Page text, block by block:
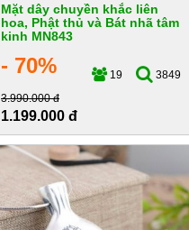
Mặt dây chuyền khắc liên
hoa, Phật thủ và Bát nhã tâm
kinh MN843
- 70% 19
3849
3.990.000 đ
1.199.000 đ